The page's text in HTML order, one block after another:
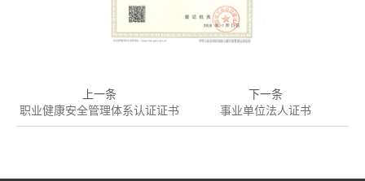
上一条
职业健康安全管理体系认证证书
下一条
事业单位法人证书